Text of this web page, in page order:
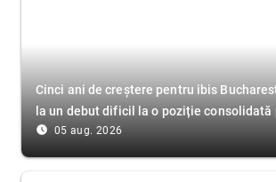
Cinci ani de creștere pentru ibis
la un debut dificil la o poziție consolidată
access_time_filled 05 aug. 2026